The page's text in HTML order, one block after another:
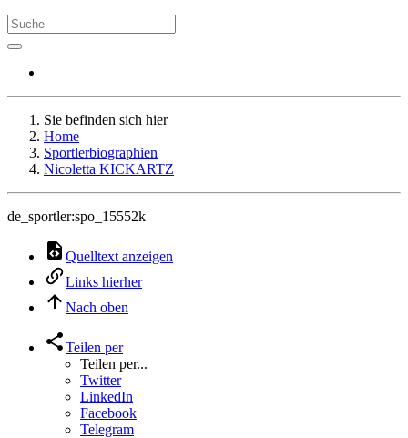
Sie befinden sich hier
Home
Sportlerbiographien
Nicoletta KICKARTZ
de_sportler:spo_15552k
Quelltext anzeigen
Links hierher
Nach oben
Teilen per
Teilen per...
Twitter
LinkedIn
Facebook
Telegram